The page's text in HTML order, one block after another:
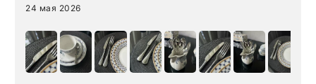
24 мая 2026